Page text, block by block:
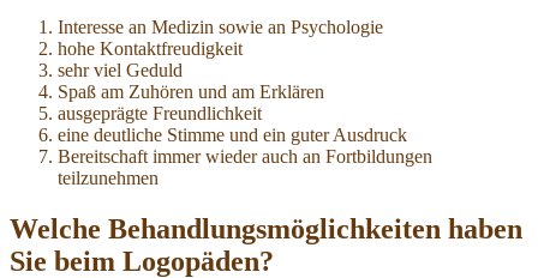
Interesse an Medizin sowie an Psychologie
hohe Kontaktfreudigkeit
sehr viel Geduld
Spaß am Zuhören und am Erklären
ausgeprägte Freundlichkeit
eine deutliche Stimme und ein guter Ausdruck
Bereitschaft immer wieder auch an Fortbildungen
teilzunehmen
Welche Behandlungsmöglichkeiten haben
Sie beim Logopäden?